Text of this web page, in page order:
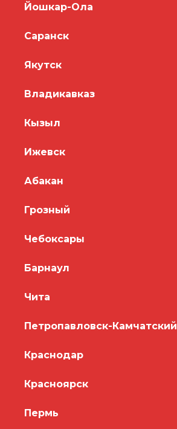
Йошкар-Ола
Саранск
Якутск
Владикавказ
Кызыл
Ижевск
Абакан
Грозный
Чебоксары
Барнаул
Чита
Петропавловск-Камчатский
Краснодар
Красноярск
Пермь